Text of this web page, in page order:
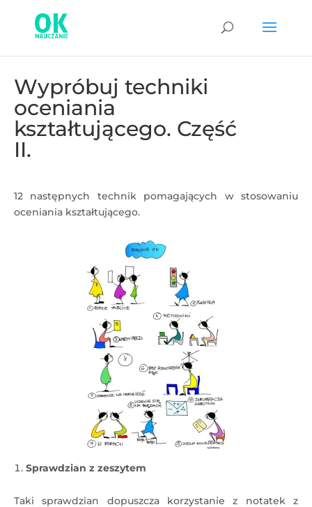
Wypróbuj techniki
oceniania
kształtującego. Część
II.
12 następnych technik pomagających w stosowaniu
oceniania kształtującego.
Sprawdzian z zeszytem
Taki sprawdzian dopuszcza korzystanie z notatek z